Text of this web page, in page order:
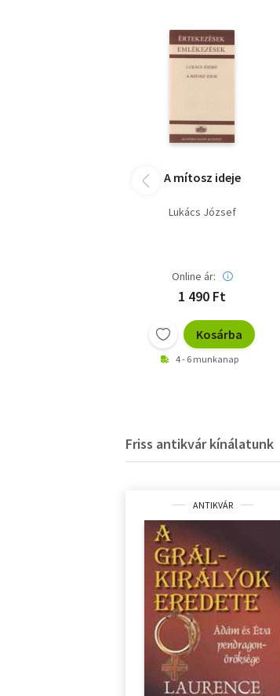
A mítosz ideje
Lukács József
Online ár:
1 490 Ft
Kosárba
4 - 6 munkanap
Friss antikvár kínálatunk
ANTIKVÁR